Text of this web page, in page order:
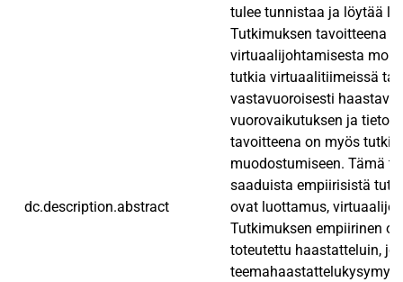
dc.description.abstract
tulee tunnistaa ja löytää
Tutkimuksen tavoitteena
virtuaalijohtamisesta
tutkia virtuaalitiimeissä
vastavuoroisesti
vuorovaikutuksen ja
tavoitteena on myös
muodostumiseen. Tämä
saaduista empiirisistä
ovat luottamus,
Tutkimuksen empiirinen
toteutettu haastatteluin,